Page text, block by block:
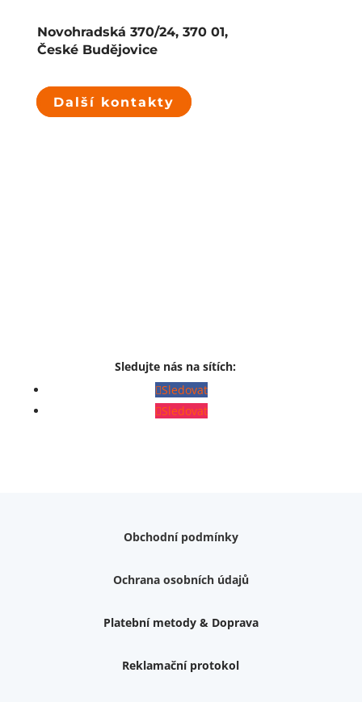
Novohradská 370/24, 370 01,
České Budějovice
Další kontakty
Sledujte nás na sítích:
Sledovat
Sledovat
Obchodní podmínky
Ochrana osobních údajů
Platební metody & Doprava
Reklamační protokol